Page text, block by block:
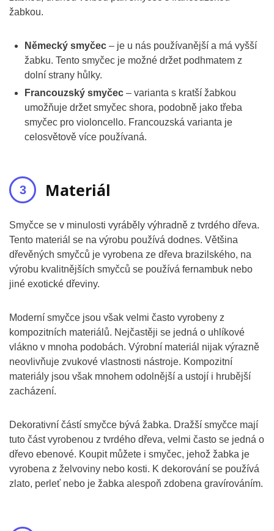
žabkou.
Německý smyčec – je u nás používanější a má vyšší
žabku. Tento smyčec je možné držet podhmatem z
dolní strany hůlky.
Francouzský smyčec – varianta s kratší žabkou
umožňuje držet smyčec shora, podobně jako třeba
smyčec pro violoncello. Francouzská varianta je
celosvětově více používaná.
Materiál
Smyčce se v minulosti vyráběly výhradně z tvrdého dřeva.
Tento materiál se na výrobu používá dodnes. Většina
dřevěných smyčců je vyrobena ze dřeva brazilského, na
výrobu kvalitnějších smyčců se používá fernambuk nebo
jiné exotické dřeviny.
Moderní smyčce jsou však velmi často vyrobeny z
kompozitních materiálů. Nejčastěji se jedná o uhlíkové
vlákno v mnoha podobách. Výrobní materiál nijak výrazně
neovlivňuje zvukové vlastnosti nástroje. Kompozitní
materiály jsou však mnohem odolnější a ustojí i hrubější
zacházení.
Dekorativní částí smyčce bývá žabka. Dražší smyčce mají
tuto část vyrobenou z tvrdého dřeva, velmi často se jedná o
dřevo ebenové. Koupit můžete i smyčec, jehož žabka je
vyrobena z želvoviny nebo kosti. K dekorování se používá
zlato, perleť nebo je žabka alespoň zdobena gravírováním.